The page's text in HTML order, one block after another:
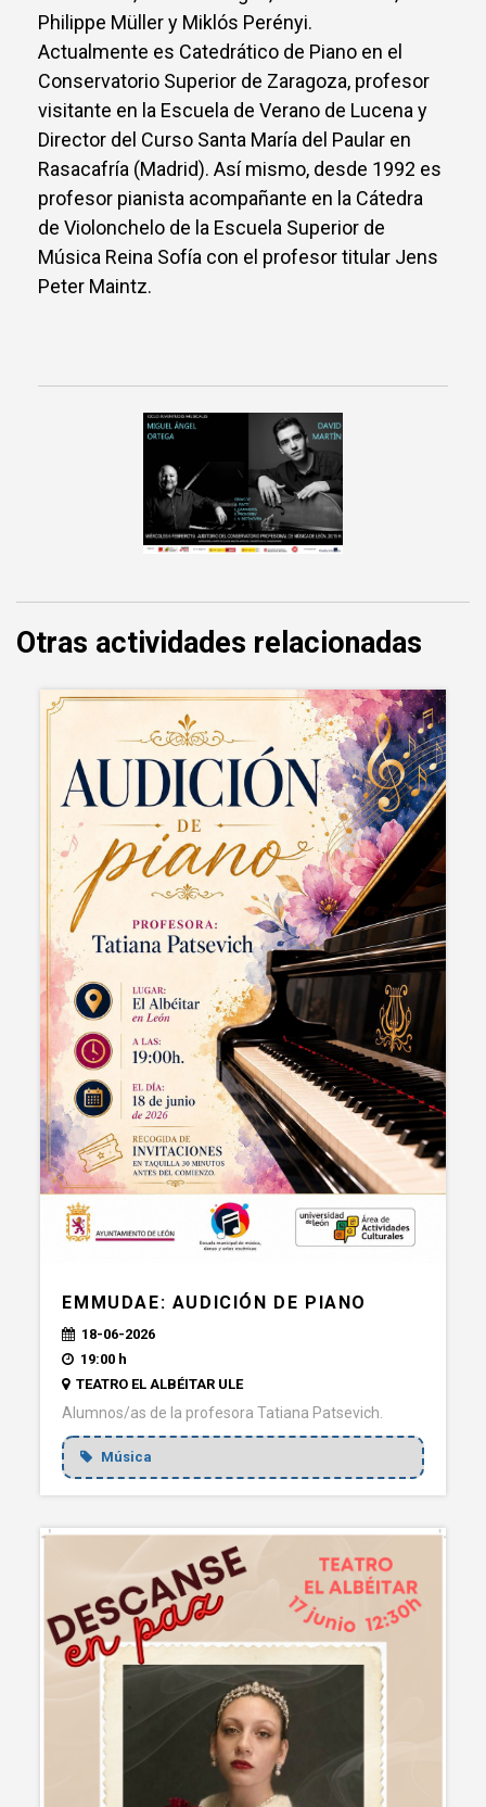
Philippe Müller y Miklós Perényi.
Actualmente es Catedrático de Piano en el
Conservatorio Superior de Zaragoza, profesor
visitante en la Escuela de Verano de Lucena y
Director del Curso Santa María del Paular en
Rasacafría (Madrid). Así mismo, desde 1992 es
profesor pianista acompañante en la Cátedra
de Violonchelo de la Escuela Superior de
Música Reina Sofía con el profesor titular Jens
Peter Maintz.
Otras actividades relacionadas
EMMUDAE: AUDICIÓN DE PIANO
18-06-2026
19:00 h
TEATRO EL ALBÉITAR ULE
Alumnos/as de la profesora Tatiana Patsevich.
Música